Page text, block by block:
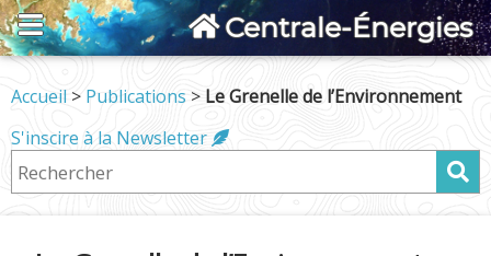
Centrale-Énergies
Accueil > Publications > Le Grenelle de l’Environnement
S'inscire à la Newsletter